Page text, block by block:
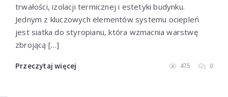
trwałości, izolacji termicznej i estetyki budynku.
Jednym z kluczowych elementów systemu ociepleń
jest siatka do styropianu, która wzmacnia warstwę
zbrojącą […]
Przeczytaj więcej 475 0